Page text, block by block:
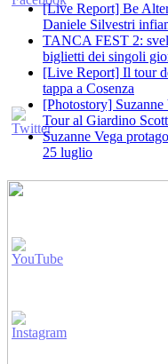
[Live Report] Be
Daniele Silvestri
TANCA FEST 2:
biglietti dei singoli
[Live Report] Il tour
tappa a Cosenza
[Photostory]
Tour al Giardino
Suzanne Vega
25 luglio